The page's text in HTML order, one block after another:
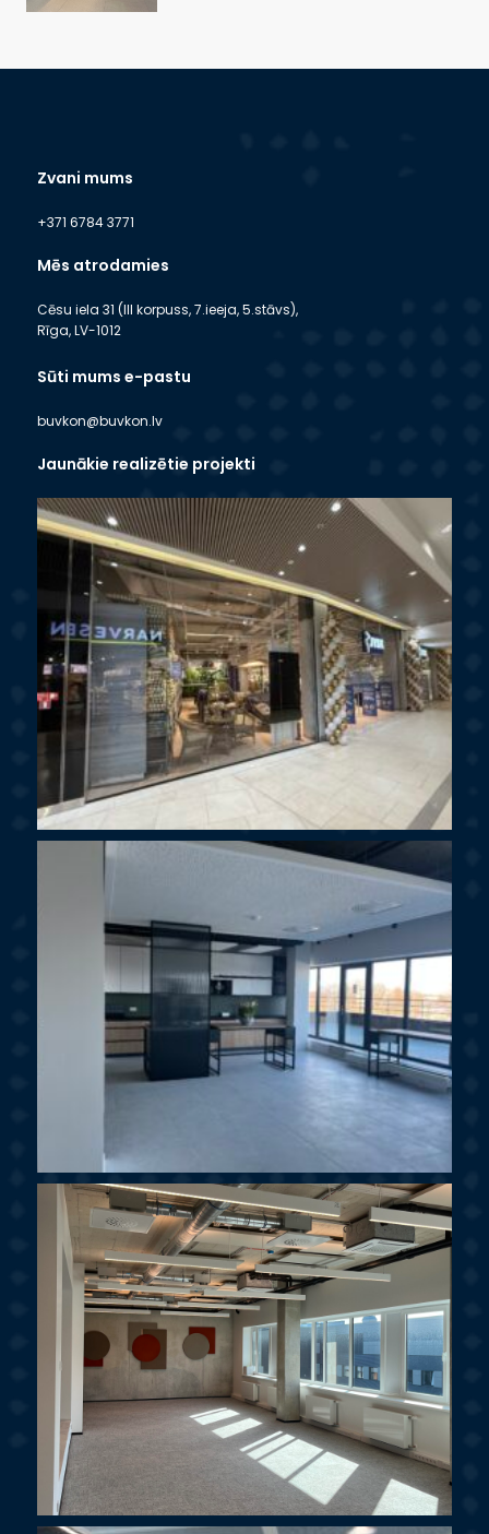
Zvani mums
+371 6784 3771
Mēs atrodamies
Cēsu iela 31 (III korpuss, 7.ieeja, 5.stāvs),
Rīga, LV-1012
Sūti mums e-pastu
buvkon@buvkon.lv
Jaunākie realizētie projekti